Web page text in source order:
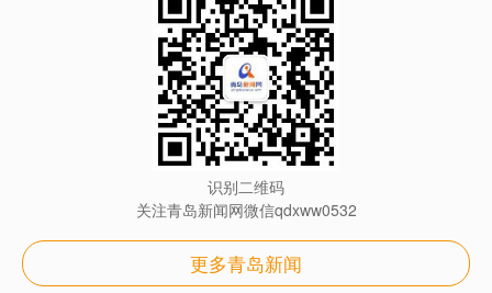
识别二维码
关注青岛新闻网微信qdxww0532
更多青岛新闻